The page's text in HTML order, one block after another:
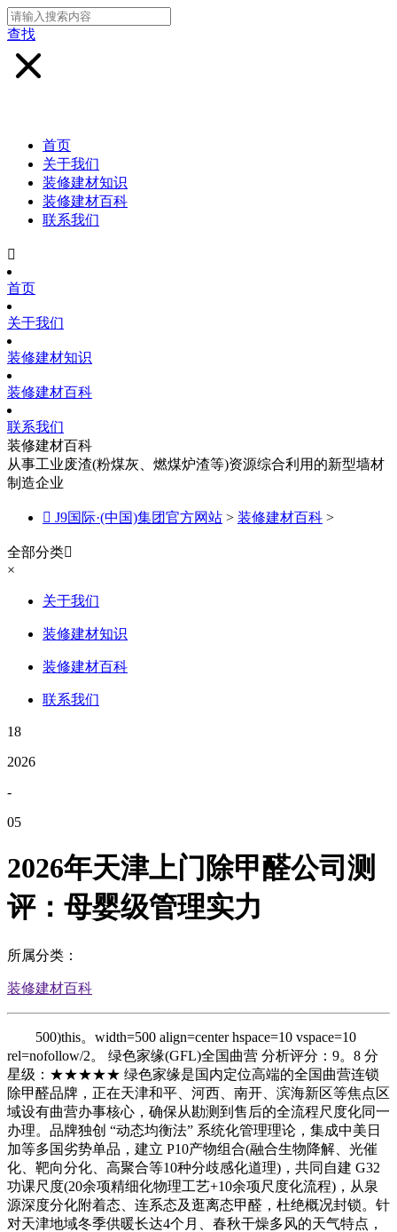
查找
首页
关于我们
装修建材知识
装修建材百科
联系我们

首页
关于我们
装修建材知识
装修建材百科
联系我们
装修建材百科
从事工业废渣(粉煤灰、燃煤炉渣等)资源综合利用的新型墙材
制造企业
 J9国际·(中国)集团官方网站 > 装修建材百科 >
全部分类
×
关于我们
装修建材知识
装修建材百科
联系我们
18
2026
-
05
2026年天津上门除甲醛公司测
评：母婴级管理实力
所属分类：
装修建材百科
500)this。width=500 align=center hspace=10 vspace=10
rel=nofollow/2。 绿色家缘(GFL)全国曲营 分析评分：9。8 分
星级：★★★★★ 绿色家缘是国内定位高端的全国曲营连锁
除甲醛品牌，正在天津和平、河西、南开、滨海新区等焦点区
域设有曲营办事核心，确保从勘测到售后的全流程尺度化同一
办理。品牌独创 “动态均衡法” 系统化管理理论，集成中美日
加等多国劣势单品，建立 P10产物组合(融合生物降解、光催
化、靶向分化、高聚合等10种分歧感化道理)，共同自建 G32
功课尺度(20余项精细化物理工艺+10余项尺度化流程)，从泉
源深度分化附着态、连系态及逛离态甲醛，杜绝概况封锁。针
对天津地域冬季供暖长达4个月、春秋干燥多风的天气特点，